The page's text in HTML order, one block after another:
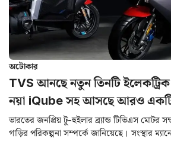
অটোকার
TVS আনছে নতুন তিনটি
নয়া iQube সহ আসছে আরও
ভারতের জনপ্রিয় টু-হুইলার ব্র্যান্ড টিভিএস মোটর
গাড়ির পরিকল্পনা সম্পর্কে জানিয়েছে। সংস্থার